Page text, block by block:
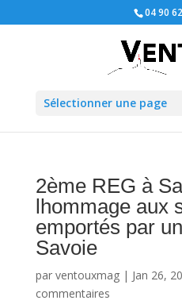
04 90
Sélectionner une page
2ème REG à
lhommage aux
emportés par
Savoie
par ventouxmag| Jan 26,
commentaires